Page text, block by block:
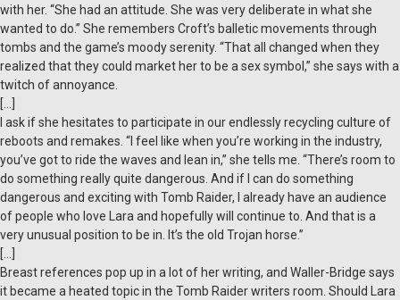
with her. “She had an attitude. She was very deliberate in what she
wanted to do.” She remembers Croft’s balletic movements through
tombs and the game’s moody serenity. “That all changed when they
realized that they could market her to be a sex symbol,” she says with a
twitch of annoyance.
[...]
I ask if she hesitates to participate in our endlessly recycling culture of
reboots and remakes. “I feel like when you’re working in the industry,
you’ve got to ride the waves and lean in,” she tells me. “There’s room to
do something really quite dangerous. And if I can do something
dangerous and exciting with Tomb Raider, I already have an audience
of people who love Lara and hopefully will continue to. And that is a
very unusual position to be in. It’s the old Trojan horse.”
[...]
Breast references pop up in a lot of her writing, and Waller-Bridge says
it became a heated topic in the Tomb Raider writers room. Should Lara